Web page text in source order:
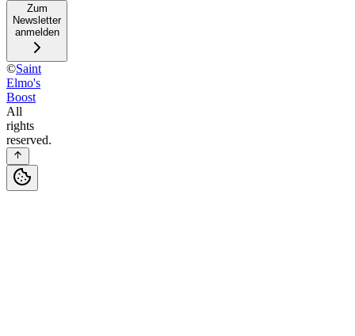
Zum
Newsletter
anmelden
©Saint
Elmo's
Boost
All
rights
reserved.